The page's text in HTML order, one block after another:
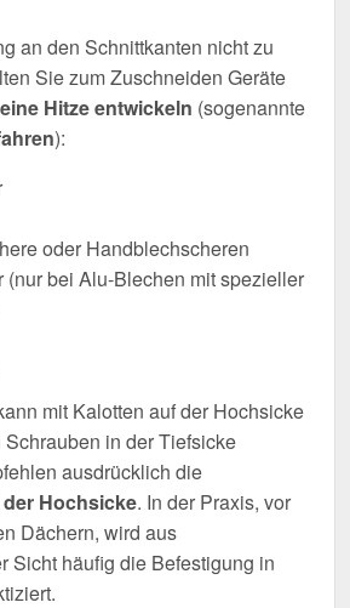
an den Schnittkanten nicht zu
Sie zum Zuschneiden Geräte
Hitze entwickeln (sogenannte
):
oder Handblechscheren
(nur bei Alu-Blechen mit spezieller
mit Kalotten auf der Hochsicke
in der Tiefsicke
ausdrücklich die
Hochsicke. In der Praxis, vor
Dächern, wird aus
Sicht häufig die Befestigung in